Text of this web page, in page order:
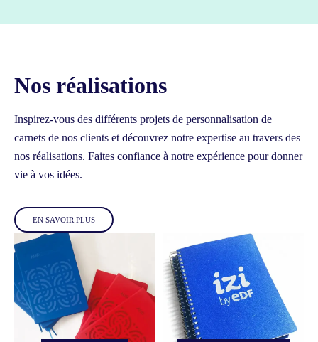
Nos réalisations
Inspirez-vous des différents projets de personnalisation de
carnets de nos clients et découvrez notre expertise au travers des
nos réalisations. Faites confiance à notre expérience pour donner
vie à vos idées.
EN SAVOIR PLUS